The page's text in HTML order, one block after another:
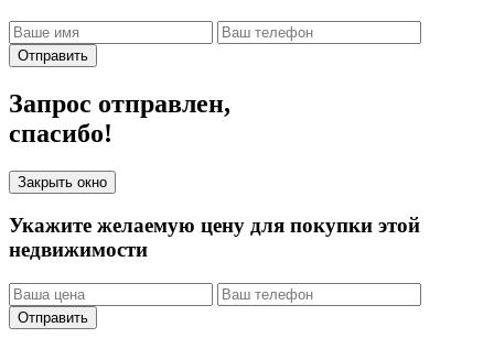
Отправить
Запрос отправлен,
спасибо!
Закрыть окно
Укажите желаемую цену для покупки этой
недвижимости
Отправить